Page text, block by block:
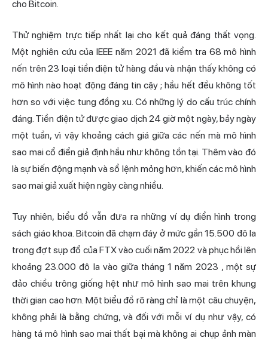
cho Bitcoin.
Thử nghiệm trực tiếp nhất lại cho kết quả đáng thất vọng.
Một nghiên cứu của IEEE năm 2021 đã kiểm tra 68 mô hình
nến trên 23 loại tiền điện tử hàng đầu và nhận thấy không có
mô hình nào hoạt động đáng tin cậy ; hầu hết đều không tốt
hơn so với việc tung đồng xu. Có những lý do cấu trúc chính
đáng. Tiền điện tử được giao dịch 24 giờ một ngày, bảy ngày
một tuần, vì vậy khoảng cách giá giữa các nến mà mô hình
sao mai cổ điển giả định hầu như không tồn tại. Thêm vào đó
là sự biến động mạnh và sổ lệnh mỏng hơn, khiến các mô hình
sao mai giả xuất hiện ngày càng nhiều.
Tuy nhiên, biểu đồ vẫn đưa ra những ví dụ điển hình trong
sách giáo khoa. Bitcoin đã chạm đáy ở mức gần 15.500 đô la
trong đợt sụp đổ của FTX vào cuối năm 2022 và phục hồi lên
khoảng 23.000 đô la vào giữa tháng 1 năm 2023 , một sự
đảo chiều trông giống hệt như mô hình sao mai trên khung
thời gian cao hơn. Một biểu đồ rõ ràng chỉ là một câu chuyện,
không phải là bằng chứng, và đối với mỗi ví dụ như vậy, có
hàng tá mô hình sao mai thất bại mà không ai chụp ảnh màn